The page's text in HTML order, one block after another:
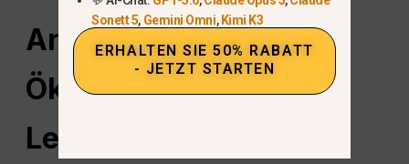
Arbeitsablauf&
Ökosystem: KI in Ihr
Leben integrieren
Sonett 5, Gemini Omni,Kimi K3
ERHALTEN SIE 50% RABATT
- JETZT STARTEN